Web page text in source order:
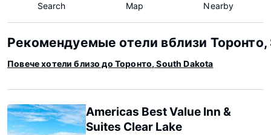
Search Map Nearby
Рекомендуемые отели вблизи Торонто,
Повече хотели близо до Торонто, South Dakota
Americas Best Value Inn &
Suites Clear Lake